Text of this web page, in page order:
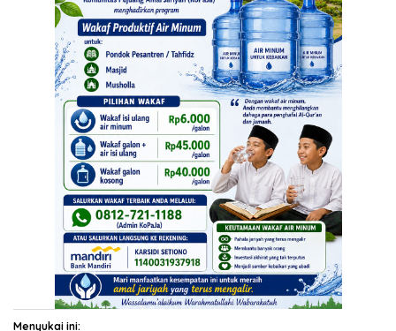
Menyukai ini: